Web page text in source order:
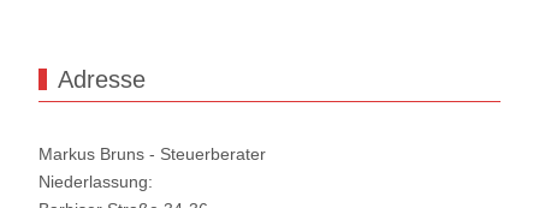
Adresse
Markus Bruns - Steuerberater
Niederlassung: